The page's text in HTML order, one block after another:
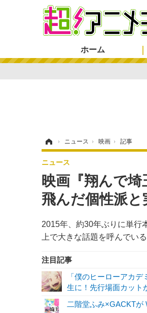
ホーム
› ニュース › 映画 › 記事
映画『翔んで
飛んだ個性派と
2015年、約30年ぶりに単行
上で大きな話題を呼んでい
ニュース
注目記事
「僕のヒーローアカ
生に！先行場面カット
二階堂ふみ×GACKTが